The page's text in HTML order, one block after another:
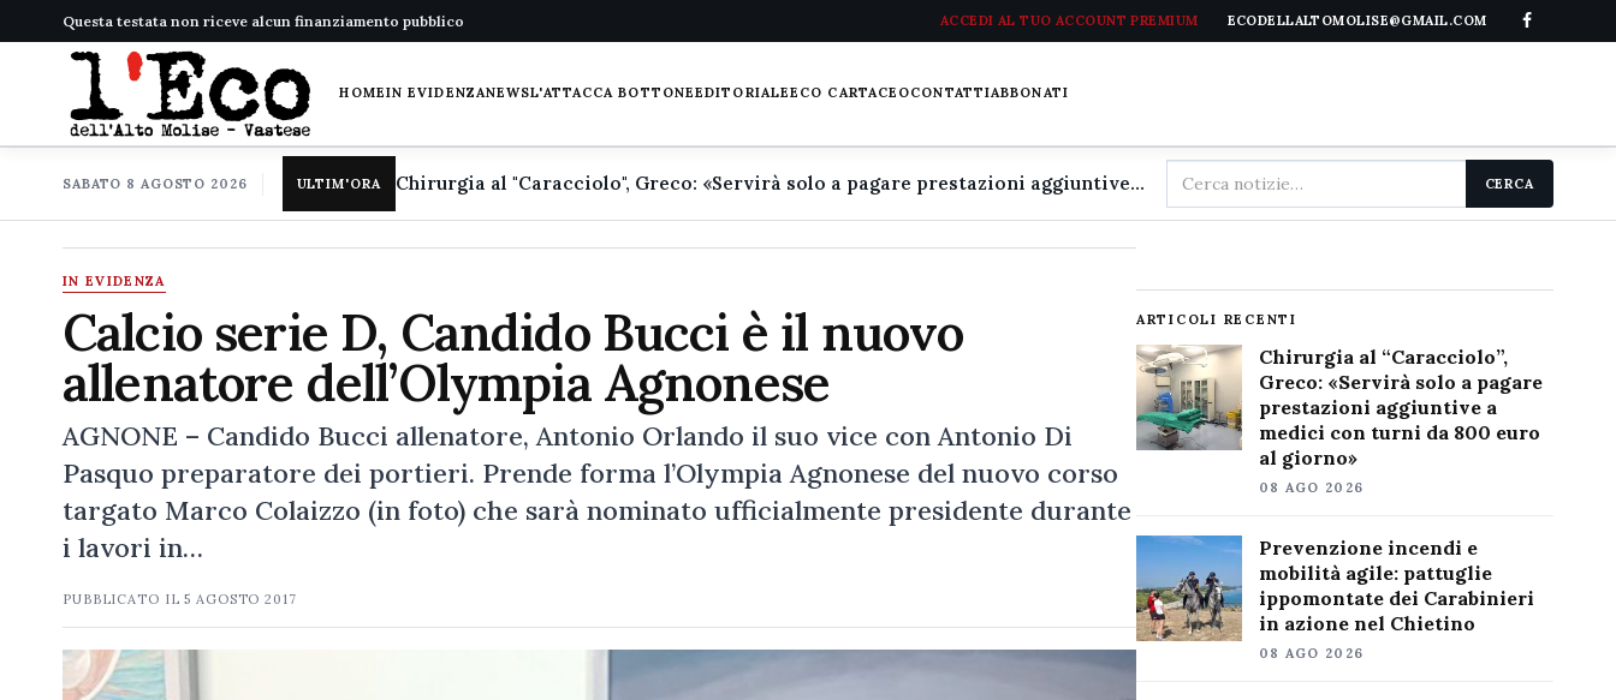
Questa testata non riceve alcun finanziamento pubblico ACCEDI AL TUO ACCOUNT PREMIUM ECODELLALTOMOLISE@GMAIL.COM
HOMEIN EVIDENZANEWSL'ATTACCA BOTTONEEDITORIALEECO CARTACEOCONTATTIABBONATI
SABATO 8 AGOSTO 2026 ULTIM'ORA Chirurgia al "Caracciolo", Greco: «Servirà solo a pagare prestazioni aggiuntive a medici con turni da 800 euro al giorno»
Cerca
nel
CERCA
IN EVIDENZA
Calcio serie D, Candido Bucci è il nuovo
allenatore dell’Olympia Agnonese
AGNONE – Candido Bucci allenatore, Antonio Orlando il suo vice con Antonio Di
Pasquo preparatore dei portieri. Prende forma l’Olympia Agnonese del nuovo corso
targato Marco Colaizzo (in foto) che sarà nominato ufficialmente presidente durante
i lavori in…
PUBBLICATO IL5 AGOSTO 2017
ARTICOLI RECENTI
Chirurgia al “Caracciolo”,
Greco: «Servirà solo a pagare
prestazioni aggiuntive a
medici con turni da 800 euro
al giorno»
08 AGO 2026
Prevenzione incendi e
mobilità agile: pattuglie
ippomontate dei Carabinieri
in azione nel Chietino
08 AGO 2026